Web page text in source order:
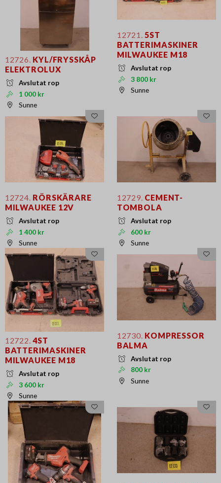
12726. KYL/FRYSSKÅP
ELEKTROLUX
Avslutat rop
1 000 kr
Sunne
12721. 5ST
BATTERIMASKINER
MILWAUKEE M18
Avslutat rop
3 800 kr
Sunne
12724. RÖRSKÄRARE
MILWAUKEE 12V
Avslutat rop
1 400 kr
Sunne
12729. CEMENT-
TOMBOLA
Avslutat rop
600 kr
Sunne
12722. 4ST
BATTERIMASKINER
MILWAUKEE M18
Avslutat rop
3 600 kr
Sunne
12730. KOMPRESSOR
BALMA
Avslutat rop
800 kr
Sunne